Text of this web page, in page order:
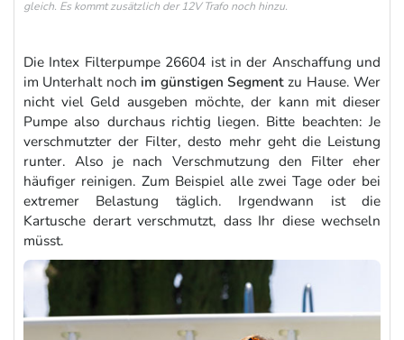
gleich. Es kommt zusätzlich der 12V Trafo noch hinzu.
Die Intex Filterpumpe 26604 ist in der Anschaffung und
im Unterhalt noch im günstigen Segmentzu Hause. Wer
nicht viel Geld ausgeben möchte, der kann mit dieser
Pumpe also durchaus richtig liegen. Bitte beachten: Je
verschmutzter der Filter, desto mehr geht die Leistung
runter. Also je nach Verschmutzung den Filter eher
häufiger reinigen. Zum Beispiel alle zwei Tage oder bei
extremer Belastung täglich. Irgendwann ist die
Kartusche derart verschmutzt, dass Ihr diese wechseln
müsst.